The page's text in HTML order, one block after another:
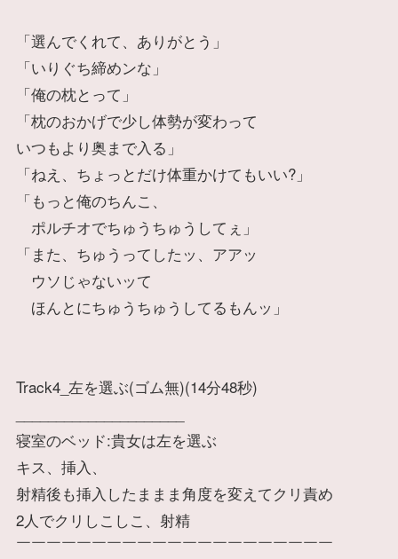
「選んでくれて、ありがとう」
「いりぐち締めンな」
「俺の枕とって」
「枕のおかげで少し体勢が変わって
いつもより奥まで入る」
「ねえ、ちょっとだけ体重かけてもいい?」
「もっと俺のちんこ、
ポルチオでちゅうちゅうしてぇ」
「また、ちゅうってしたッ、アアッ
ウソじゃないッて
ほんとにちゅうちゅうしてるもんッ」
Track4_左を選ぶ(ゴム無)(14分48秒)
寝室のベッド:貴女は左を選ぶ
キス、挿入、
射精後も挿入したままま角度を変えてクリ責め
2人でクリしこしこ、射精
￣￣￣￣￣￣￣￣￣￣￣￣￣￣￣￣￣￣￣￣￣